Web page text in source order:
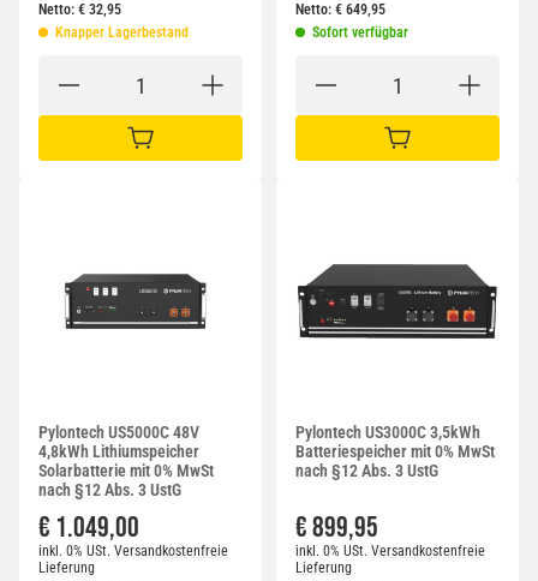
Netto: € 32,95
Knapper Lagerbestand
IN DEN WARENKORB
Netto: € 649,95
Sofort verfügbar
IN DEN WARENKORB
Pylontech US5000C 48V
4,8kWh Lithiumspeicher
Solarbatterie mit 0% MwSt
nach §12 Abs. 3 UstG
€ 1.049,00
inkl. 0% USt. Versandkostenfreie
Lieferung
Pylontech US3000C 3,5kWh
Batteriespeicher mit 0% MwSt
nach §12 Abs. 3 UstG
€ 899,95
inkl. 0% USt. Versandkostenfreie
Lieferung